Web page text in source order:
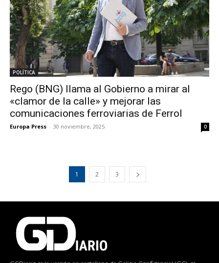
POLÍTICA
Rego (BNG) llama al Gobierno a mirar al
«clamor de la calle» y mejorar las
comunicaciones ferroviarias de Ferrol
Europa Press - 30 noviembre, 2025 0
1 2 3